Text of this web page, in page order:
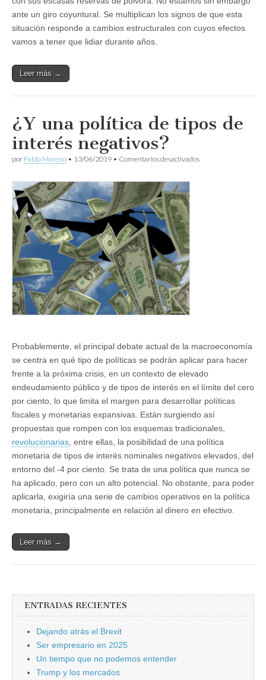
ante un giro coyuntural. Se multiplican los signos de que esta
situación responde a cambios estructurales con cuyos efectos
vamos a tener que lidiar durante años.
Leer más →
¿Y una política de tipos de
interés negativos?
por Pablo Moreno • 13/06/2019 • Comentarios desactivadosen
Probablemente, el principal debate actual de la macroeconomía
se centra en qué tipo de políticas se podrán aplicar para hacer
frente a la próxima crisis, en un contexto de elevado
endeudamiento público y de tipos de interés en el límite del cero
por ciento, lo que limita el margen para desarrollar políticas
fiscales y monetarias expansivas. Están surgiendo así
propuestas que rompen con los esquemas tradicionales,
revolucionarias , entre ellas, la posibilidad de una política
monetaria de tipos de interés nominales negativos elevados, del
entorno del -4 por ciento. Se trata de una política que nunca se
ha aplicado, pero con un alto potencial. No obstante, para poder
aplicarla, exigiría una serie de cambios operativos en la política
monetaria, principalmente en relación al dinero en efectivo.
Leer más →
ENTRADAS RECIENTES
Dejando atrás el Brexit
Ser empresario en 2025
Un tiempo que no podemos entender
Trump y los mercados